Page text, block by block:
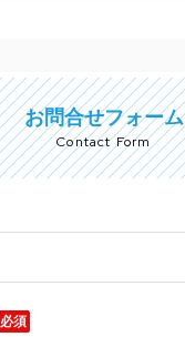
お問合せフォーム
Contact Form
必須